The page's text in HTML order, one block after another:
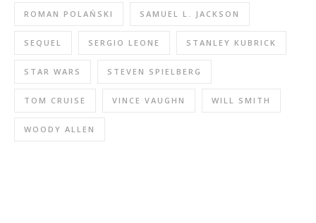
ROMAN POLAŃSKI SAMUEL L. JACKSON
SEQUEL SERGIO LEONE STANLEY KUBRICK
STAR WARS STEVEN SPIELBERG
TOM CRUISE VINCE VAUGHN WILL SMITH
WOODY ALLEN